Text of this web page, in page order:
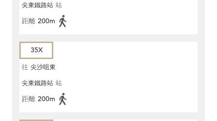
尖東鐵路站 站
距離 200m
35X
往 尖沙咀東
尖東鐵路站 站
距離 200m